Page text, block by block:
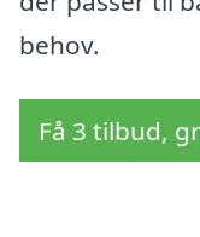
behov.
Få 3 tilbud,